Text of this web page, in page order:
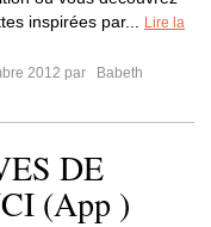
inspirées par...
Lire la
2012 par
Babeth
DE
(App )